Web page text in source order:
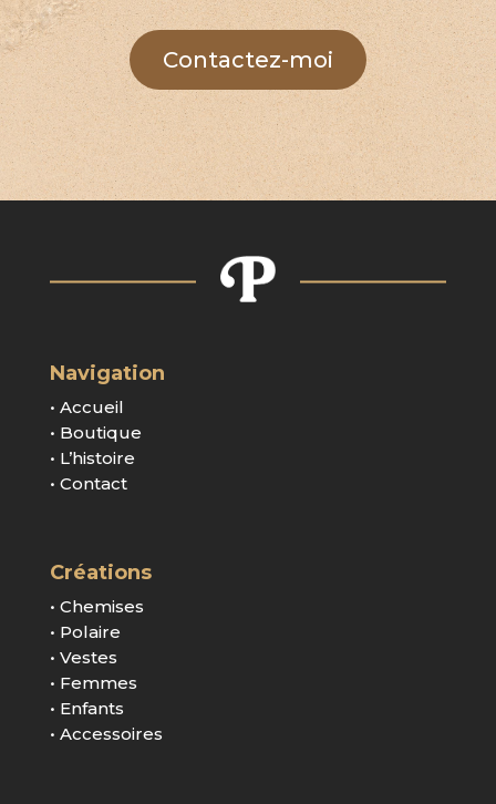
Contactez-moi
Navigation
• Accueil
• Boutique
• L’histoire
• Contact
Créations
• Chemises
• Polaire
• Vestes
• Femmes
• Enfants
• Accessoires